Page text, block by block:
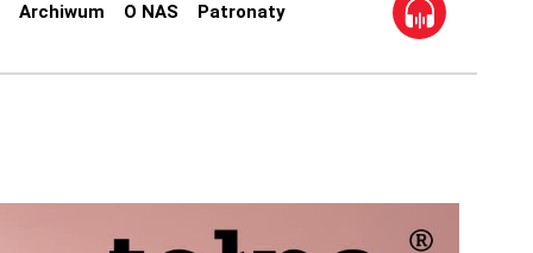
Archiwum O NAS Patronaty